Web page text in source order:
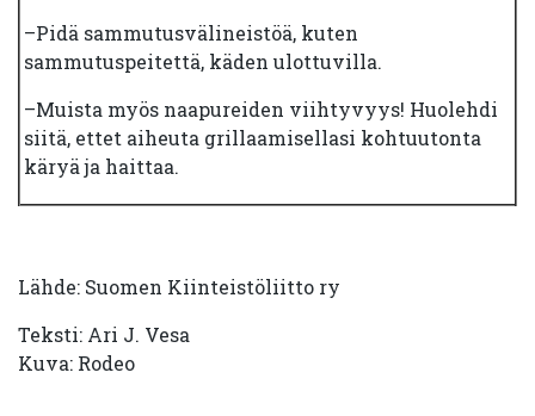
–Pidä sammutusvälineistöä, kuten
sammutuspeitettä, käden ulottuvilla.
–Muista myös naapureiden viihtyvyys! Huolehdi
siitä, ettet aiheuta grillaamisellasi kohtuutonta
käryä ja haittaa.
Lähde: Suomen Kiinteistöliitto ry
Teksti: Ari J. Vesa
Kuva: Rodeo